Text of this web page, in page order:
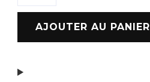
AJOUTER AU PANIER